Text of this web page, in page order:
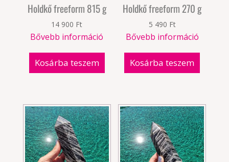
Holdkő freeform 815 g
14 900 Ft
Bővebb információ
Kosárba teszem
Holdkő freeform 270 g
5 490 Ft
Bővebb információ
Kosárba teszem